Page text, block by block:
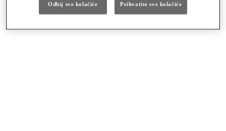
Odbij sve kolačiće Prihvatite sve kolačiće